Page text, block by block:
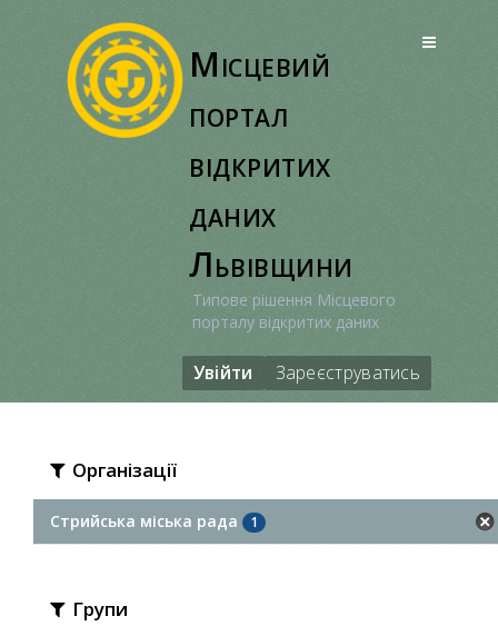
Місцевий
портал
відкритих
даних
Львівщини
Типове рішення Місцевого
порталу відкритих даних
Увійти Зареєструватись
Організації
Стрийська міська рада 1
Групи